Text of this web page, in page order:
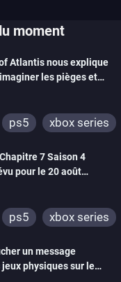
moment
Atlantis nous explique
les pièges et
ps5
xbox series
7 Saison 4
pour le 20 août
ps5
xbox series
xbox one
2
un message
physiques sur le